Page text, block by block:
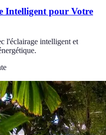
Intelligent pour Votre
l'éclairage intelligent et